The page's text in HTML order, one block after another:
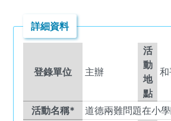
詳細資料
登錄單位 主辦
活
動
地
點
活動名稱* 道德兩難問題在小